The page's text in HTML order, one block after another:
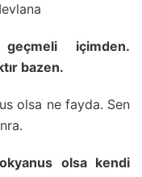
içimden.
bazen.
olsa ne fayda. Sen
olsa kendi